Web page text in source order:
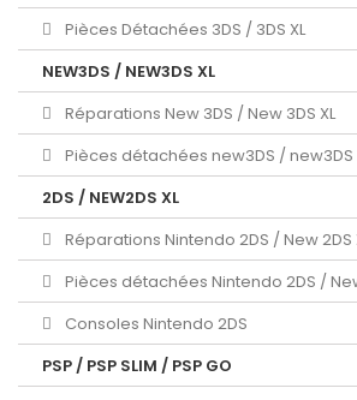
Pièces Détachées 3DS / 3DS XL
NEW3DS / NEW3DS XL
Réparations New 3DS / New 3DS XL
Pièces détachées new3DS / new3DS
2DS / NEW2DS XL
Réparations Nintendo 2DS / New 2DS
Pièces détachées Nintendo 2DS /
Consoles Nintendo 2DS
PSP / PSP SLIM / PSP GO